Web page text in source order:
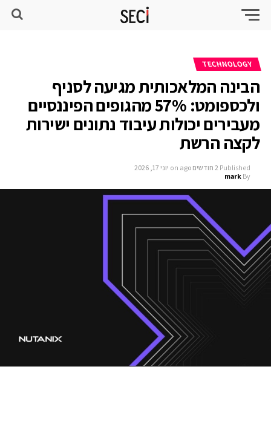
TECHNOLOGY
הבינה המלאכותית מגיעה לסניף
ולכספומט: 57% מהגופים הפיננסיים
מעבירים יכולות עיבוד נתונים ישירות
לקצה הרשת
Published 2 חודשים ago on יוני 17, 2026
By
mark